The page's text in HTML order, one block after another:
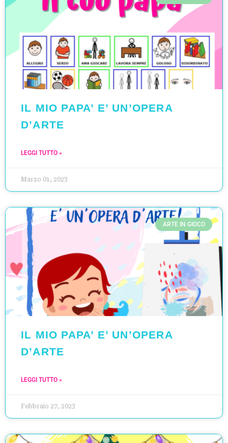
IL MIO PAPA’ E’ UN’OPERA
D’ARTE
LEGGI TUTTO »
Marzo 01, 2023
ARTE IN GIOCO
IL MIO PAPA’ E’ UN’OPERA
D’ARTE
LEGGI TUTTO »
Febbraio 27, 2023